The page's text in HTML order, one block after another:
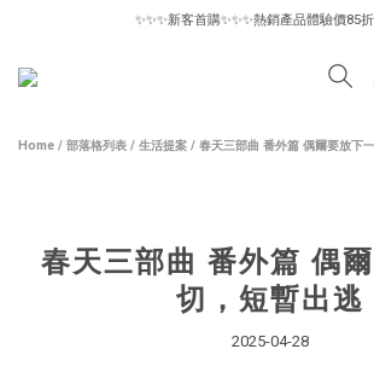
✨✨✨新客首購✨✨✨熱銷產品體驗價85折
✨✨✨新客首購✨✨✨熱銷產品體驗價85折
Home / 部落格列表 / 生活提案 / 春天三部曲 番外篇 偶爾要放下
春天三部曲 番外篇 偶
切，短暫出逃
2025-04-28